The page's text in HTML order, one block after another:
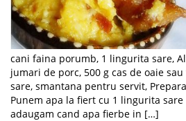
cani faina porumb, 1 lingurita sare,
jumari de porc, 500 g cas de oaie
sare, smantana pentru servit,
Punem apa la fiert cu 1 lingurita
adaugam cand apa fierbe in […]